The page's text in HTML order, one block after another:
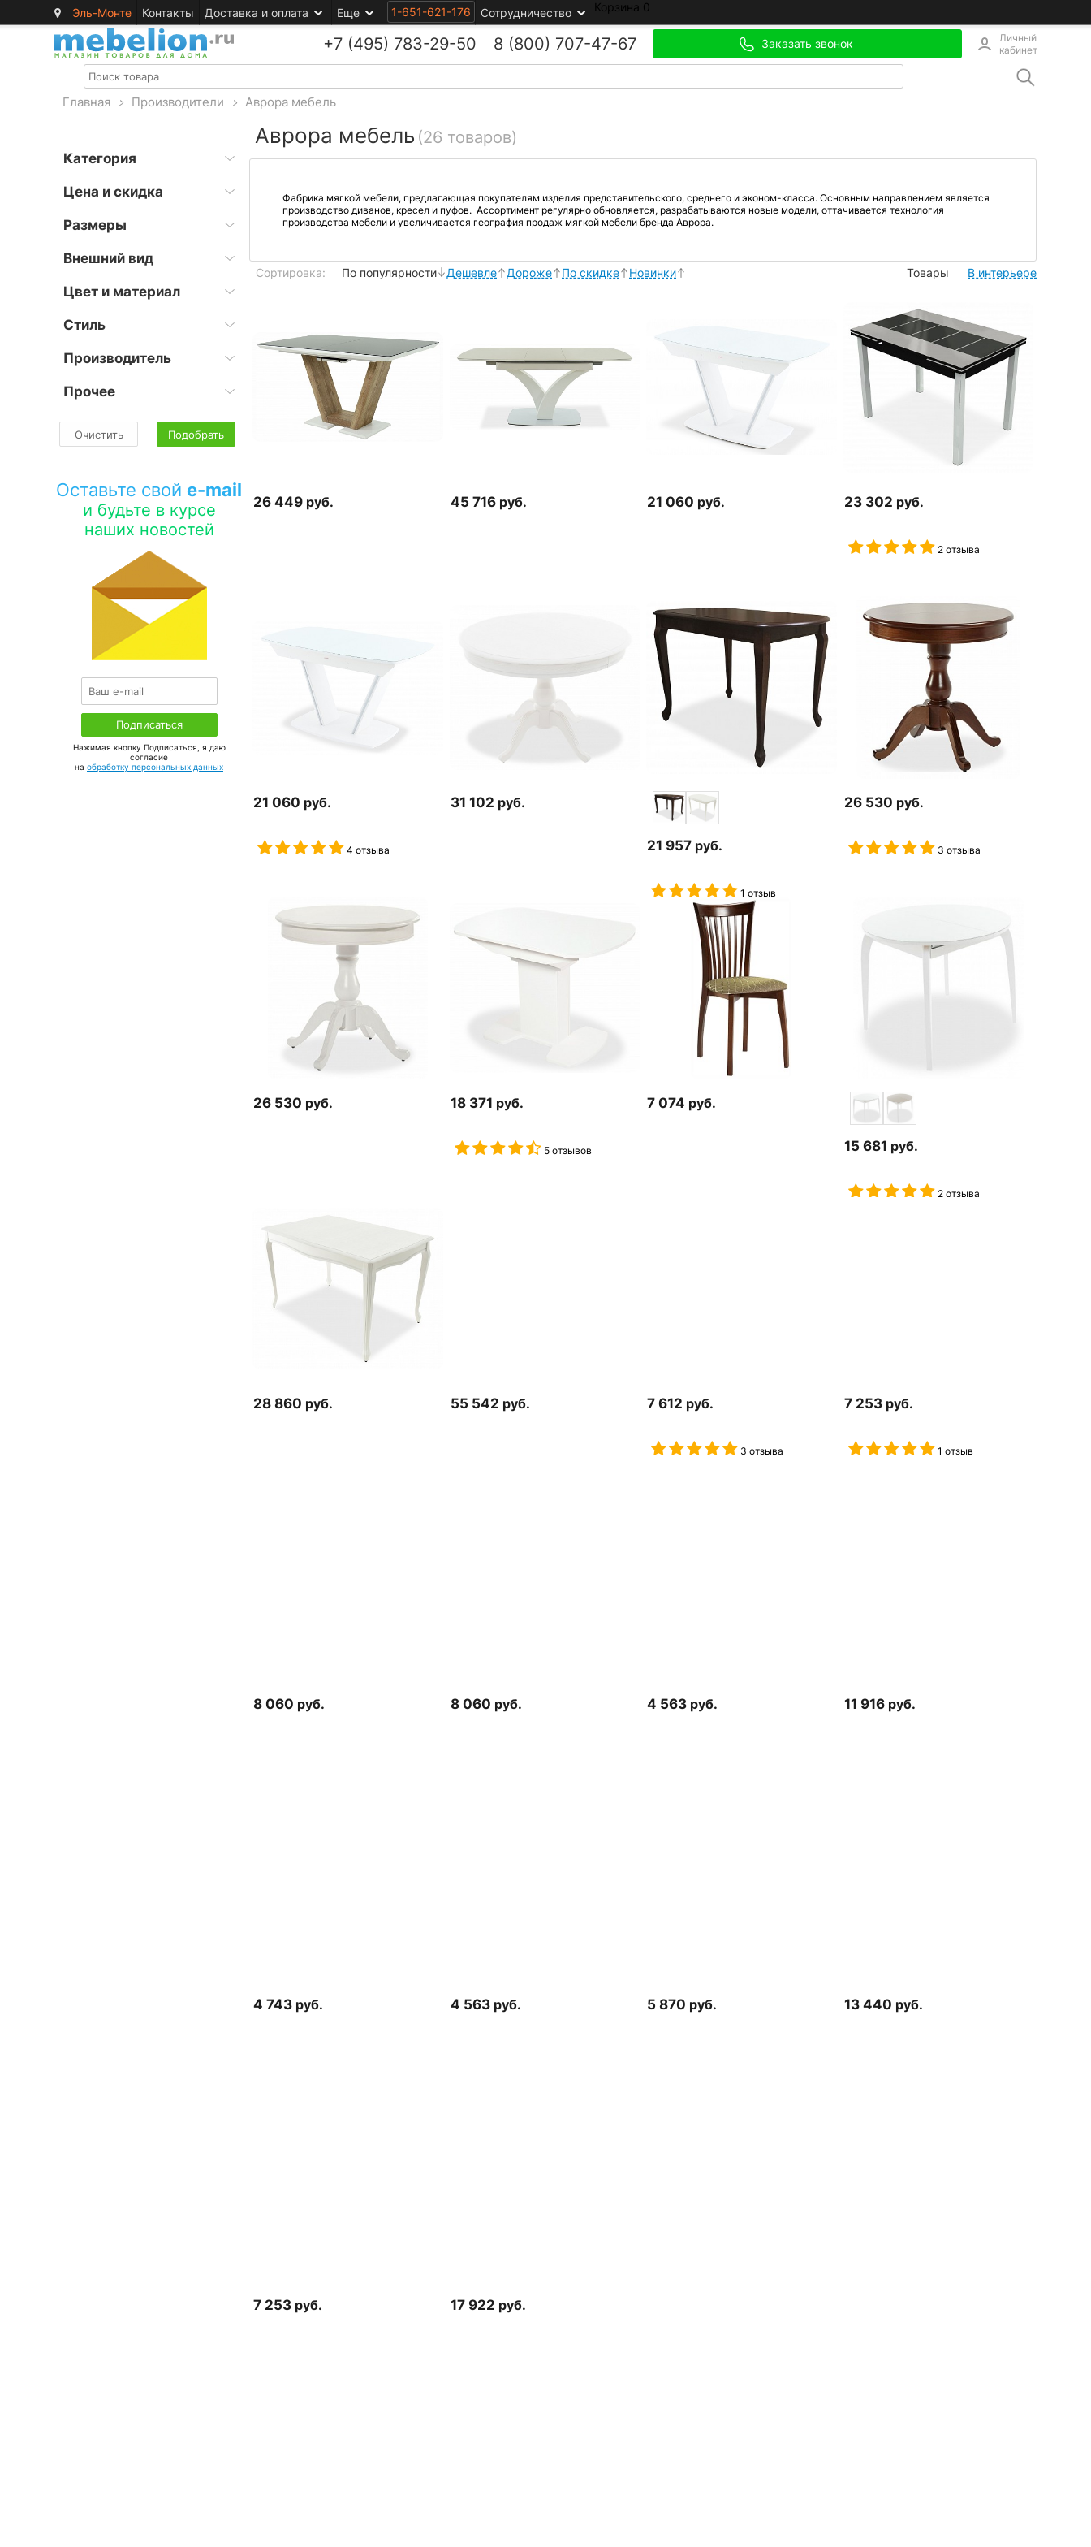
Эль-Монте Контакты Доставка и оплата Еще 1-651-621-176 Сотрудничество Корзина 0
+7 (495) 783-29-50 8 (800) 707-47-67 Заказать звонок
Личный
кабинет
Главная > Производители > Аврора мебель
Категория
Цена и скидка
Размеры
Внешний вид
Цвет и материал
Стиль
Производитель
Прочее
Очистить Подобрать
Оставьте свой e-mail
и будьте в курсе
наших новостей
Нажимая кнопку Подписаться, я даю
соглаcие
на обработку персональных данных
Аврора мебель (26 товаров)
Фабрика мягкой мебели, предлагающая покупателям изделия представительского, среднего и эконом-класса. Основным направлением является
производство диванов, кресел и пуфов. Ассортимент регулярно обновляется, разрабатываются новые модели, оттачивается технология
производства мебели и увеличивается география продаж мягкой мебели бренда Аврора.
Сортировка: По популярности Дешевле Дороже По скидке Новинки Товары В интерьере
26 449 руб. 45 716 руб. 21 060 руб. 23 302 руб.
2 отзыва
21 060 руб.
4 отзыва
31 102 руб.
21 957 руб.
1 отзыв
26 530 руб.
3 отзыва
26 530 руб. 18 371 руб.
5 отзывов
7 074 руб.
15 681 руб.
2 отзыва
28 860 руб. 55 542 руб. 7 612 руб.
3 отзыва
7 253 руб.
1 отзыв
8 060 руб. 8 060 руб. 4 563 руб. 11 916 руб.
4 743 руб. 4 563 руб. 5 870 руб. 13 440 руб.
7 253 руб. 17 922 руб.